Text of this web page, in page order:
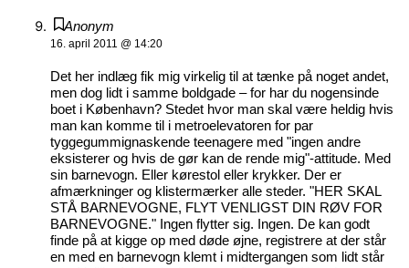
Anonym
16. april 2011 @ 14:20
Det her indlæg fik mig virkelig til at tænke på noget andet,
men dog lidt i samme boldgade – for har du nogensinde
boet i København? Stedet hvor man skal være heldig hvis
man kan komme til i metroelevatoren for par
tyggegummignaskende teenagere med "ingen andre
eksisterer og hvis de gør kan de rende mig"-attitude. Med
sin barnevogn. Eller kørestol eller krykker. Der er
afmærkninger og klistermærker alle steder. "HER SKAL
STÅ BARNEVOGNE, FLYT VENLIGST DIN RØV FOR
BARNEVOGNE." Ingen flytter sig. Ingen. De kan godt
finde på at kigge op med døde øjne, registrere at der står
en med en barnevogn klemt i midtergangen som lidt står